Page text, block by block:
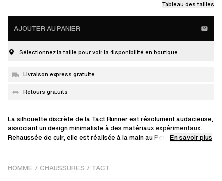
Tableau des tailles
AJOUTER AU PANIER
Sélectionnez la taille pour voir la disponibilité en boutique
Livraison express gratuite
Retours gratuits
La silhouette discrète de la Tact Runner est résolument audacieuse,
associant un design minimaliste à des matériaux expérimentaux.
Rehaussée de cuir, elle est réalisée à la main au Portugal en daim
délicatement la languette, tandis que la semelle en caoutchouc est
moulée de façon unique pour un effet maille.
En savoir plus
HOMME / CHAUSSURES / TACT